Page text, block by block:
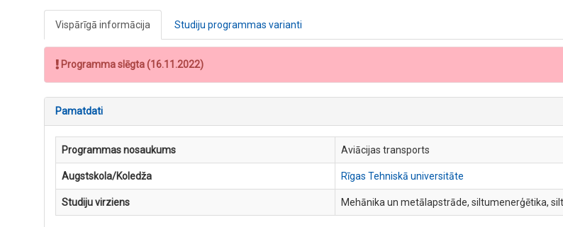
Vispārīgā informācija Studiju programmas varianti
Programma slēgta (16.11.2022)
Pamatdati
Programmas nosaukums Aviācijas transports
Augstskola/Koledža Rīgas Tehniskā universitāte
Studiju virziens Mehānika un metālapstrāde, siltumenerģētika,